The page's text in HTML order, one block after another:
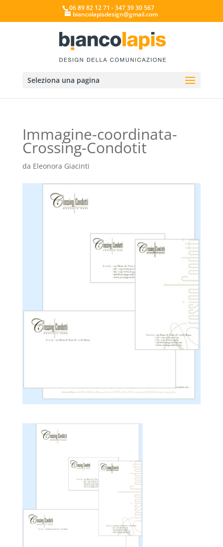
06 89 82 12 71 - 347 39 30 567
biancolapisdesign@gmail.com
Seleziona una pagina
Immagine-coordinata-
Crossing-Condotit
da Eleonora Giacinti